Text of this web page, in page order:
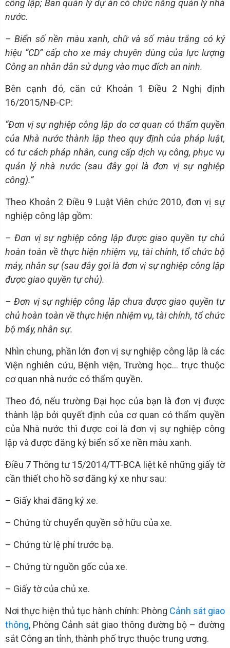
công lập; Ban quản lý dự án có chức năng quản lý nhà
nước.
– Biển số nền màu xanh, chữ và số màu trắng có ký
hiệu “CD” cấp cho xe máy chuyên dùng của lực lượng
Công an nhân dân sử dụng vào mục đích an ninh.
Bên cạnh đó, căn cứ Khoản 1 Điều 2 Nghị định
16/2015/NĐ-CP:
“Đơn vị sự nghiệp công lập do cơ quan có thẩm quyền
của Nhà nước thành lập theo quy định của pháp luật,
có tư cách pháp nhân, cung cấp dịch vụ công, phục vụ
quản lý nhà nước (sau đây gọi là đơn vị sự nghiệp
công).”
Theo Khoản 2 Điều 9 Luật Viên chức 2010, đơn vị sự
nghiệp công lập gồm:
– Đơn vị sự nghiệp công lập được giao quyền tự chủ
hoàn toàn về thực hiện nhiệm vụ, tài chính, tổ chức bộ
máy, nhân sự (sau đây gọi là đơn vị sự nghiệp công lập
được giao quyền tự chủ).
– Đơn vị sự nghiệp công lập chưa được giao quyền tự
chủ hoàn toàn về thực hiện nhiệm vụ, tài chính, tổ chức
bộ máy, nhân sự.
Nhìn chung, phần lớn đơn vị sự nghiệp công lập là các
Viện nghiên cứu, Bệnh viện, Trường học... trực thuộc
cơ quan nhà nước có thẩm quyền.
Theo đó, nếu trường Đại học của bạn là đơn vị được
thành lập bởi quyết định của cơ quan có thẩm quyền
của Nhà nước thì được coi là đơn vị sự nghiệp công
lập và được đăng ký biển số xe nền màu xanh.
Điều 7 Thông tư 15/2014/TT-BCA liệt kê những giấy tờ
cần thiết cho hồ sơ đăng ký xe như sau:
– Giấy khai đăng ký xe.
– Chứng từ chuyển quyền sở hữu của xe.
– Chứng từ lệ phí trước bạ.
– Chứng từ nguồn gốc của xe.
– Giấy tờ của chủ xe.
Nơi thực hiện thủ tục hành chính: Phòng Cảnh sát giao
thông, Phòng Cảnh sát giao thông đường bộ – đường
sắt Công an tỉnh, thành phố trực thuộc trung ương.